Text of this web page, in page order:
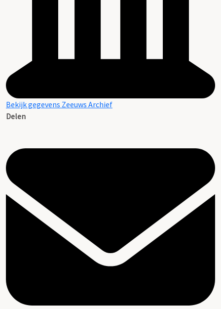
Bekijk gegevens Zeeuws Archief
Delen